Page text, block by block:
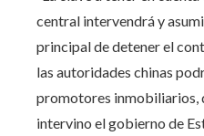
central intervendrá y
principal de detener el
las autoridades chinas
promotores inmobiliarios,
intervino el gobierno de